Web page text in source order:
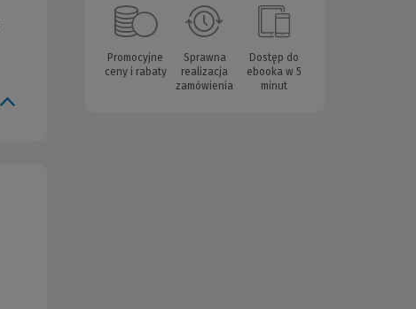
Promocyjne
ceny i rabaty
Sprawna
realizacja
zamówienia
Dostęp do
ebooka w 5
minut